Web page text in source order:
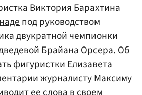
Виктория Барахтина
под руководством
двукратной чемпионки
Брайана Орсера. Об
фигуристки Елизавета
журналисту Максиму